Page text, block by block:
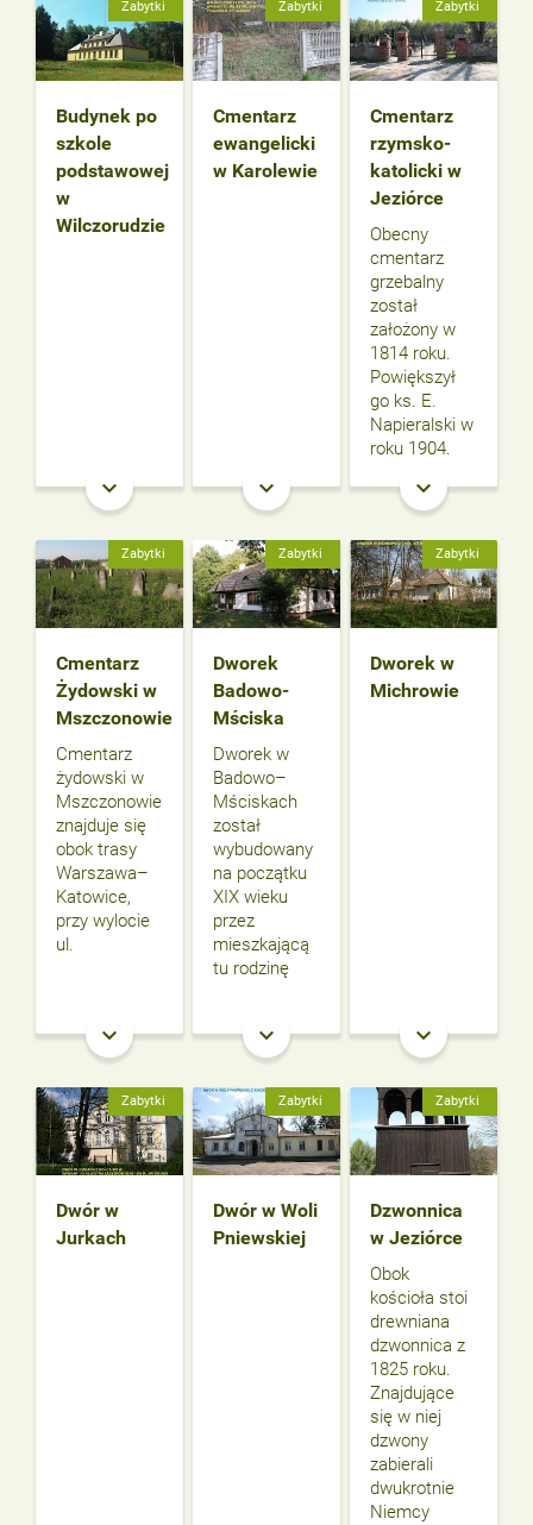
Zabytki
Budynek po
szkole
podstawowej
w
Wilczorudzie
keyboard_arrow_down
Zabytki
Cmentarz
ewangelicki
w Karolewie
keyboard_arrow_down
Zabytki
Cmentarz
rzymsko-
katolicki w
Jeziórce
Obecny
cmentarz
grzebalny
został
założony w
1814 roku.
Powiększył
go ks. E.
Napieralski w
roku 1904.
keyboard_arrow_down
Zabytki
Cmentarz
Żydowski w
Mszczonowie
Cmentarz
żydowski w
Mszczonowie
znajduje się
obok trasy
Warszawa–
Katowice,
przy wylocie
ul.
keyboard_arrow_down
Zabytki
Dworek
Badowo-
Mściska
Dworek w
Badowo–
Mściskach
został
wybudowany
na początku
XIX wieku
przez
mieszkającą
tu rodzinę
keyboard_arrow_down
Zabytki
Dworek w
Michrowie
keyboard_arrow_down
Zabytki
Dwór w
Jurkach
Zabytki
Dwór w Woli
Pniewskiej
Zabytki
Dzwonnica
w Jeziórce
Obok
kościoła stoi
drewniana
dzwonnica z
1825 roku.
Znajdujące
się w niej
dzwony
zabierali
dwukrotnie
Niemcy